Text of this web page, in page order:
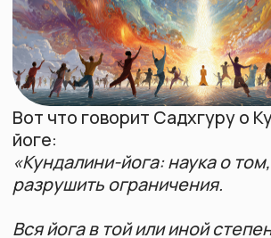
Видеокурсы
О преподавателе
Войти в ЛК
Йогический блог
йоге:
«Кундалини-йога: наука о том, как
разрушить ограничения.
Вся йога в той или иной степени
направлена на это, но Кундалини-йога — в
особенности. На самом деле, вся жизнь
направлена на это. Кто-то хочет петь, кто-
то танцевать, кто-то пить алкоголь, кто-то
молиться — зачем они всё это делают?
В каком-то смысле все люди хотят
переживать и проживать жизнь более